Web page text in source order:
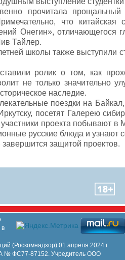
прочитала
что
Онегин», отличающегося
Тайлер.
школы также выступили
ролик о том, как
не только значительно
наследие.
поездки на
посетят Галерею
проекта побывают
русские блюда и узнают
защитой проектов.
в
(Роскомнадзор) 01 апреля 2024 г.
№ ФС77-87152. Учредитель ООО